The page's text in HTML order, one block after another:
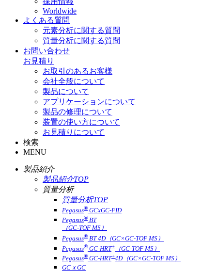
Worldwide
よくある質問
元素分析に関する質問
質量分析に関する質問
お問い合わせ
お見積り
お取引のあるお客様
会社全般について
製品について
アプリケーションについて
製品の修理について
装置の使い方について
お見積りについて
検索
MENU
製品紹介
製品紹介TOP
質量分析
質量分析TOP
Pegasus® GCxGC-FID
Pegasus® BT
（GC-TOF MS）
Pegasus® BT 4D（GC×GC-TOF MS）
Pegasus® GC-HRT+
（GC-TOF MS）
Pegasus® GC-HRT+4D（GC×GC-TOF MS）
GCｘGC